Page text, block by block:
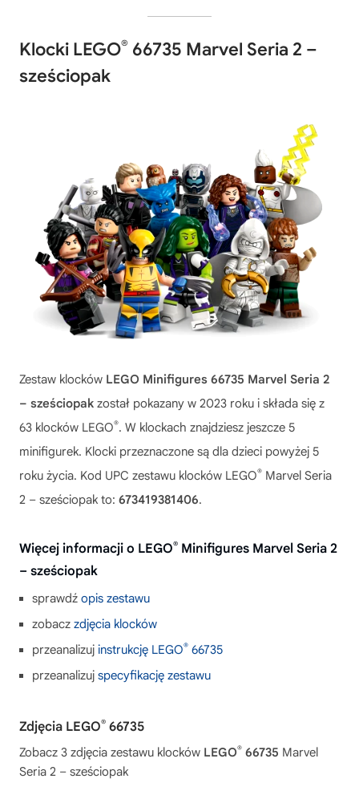
Klocki LEGO® 66735 Marvel Seria 2 –
sześciopak
Zestaw klocków LEGO Minifigures 66735 Marvel Seria 2
– sześciopak został pokazany w 2023 roku i składa się z
63 klocków LEGO®. W klockach znajdziesz jeszcze 5
minifigurek. Klocki przeznaczone są dla dzieci powyżej 5
roku życia. Kod UPC zestawu klocków LEGO® Marvel Seria
2 – sześciopak to: 673419381406.
Więcej informacji o LEGO® Minifigures Marvel Seria 2
– sześciopak
sprawdź opis zestawu
zobacz zdjęcia klocków
przeanalizuj instrukcję LEGO® 66735
przeanalizuj specyfikację zestawu
Zdjęcia LEGO® 66735
Zobacz 3 zdjęcia zestawu klocków LEGO® 66735 Marvel
Seria 2 – sześciopak